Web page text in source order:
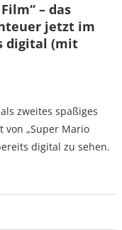
– das
jetzt im
digital (mit
zweites spaßiges
von „Super Mario
digital zu sehen.